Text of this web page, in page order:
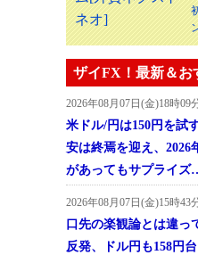
ザイFX！最新＆お
2026年08月07日(金)18時09
米ドル/円は150円を試
安は終焉を迎え、2026
があってもサプライズ
2026年08月07日(金)15時43
口先の楽観論とは違っ
反発、ドル円も158円